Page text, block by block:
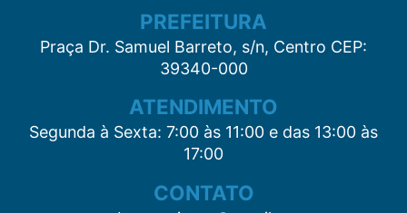
PREFEITURA
Praça Dr. Samuel Barreto, s/n, Centro CEP:
39340-000
ATENDIMENTO
Segunda à Sexta: 7:00 às 11:00 e das 13:00 às
17:00
CONTATO